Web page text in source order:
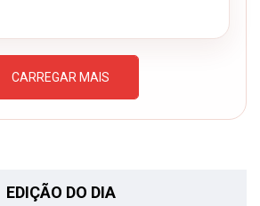
CARREGAR MAIS
EDIÇÃO DO DIA